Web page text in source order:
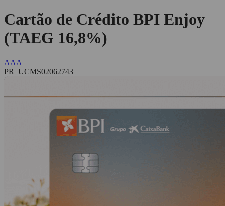
Cartão de Crédito BPI Enjoy
(TAEG 16,8%)
AAA
PR_UCMS02062743